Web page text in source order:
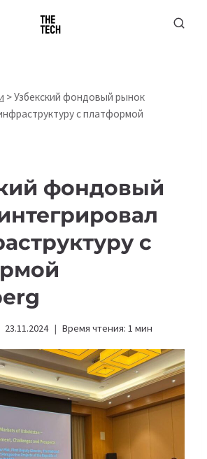
>Узбекский фондовый рынок
с платформой
фондовый
с
23.11.2024 Время чтения: 1 мин